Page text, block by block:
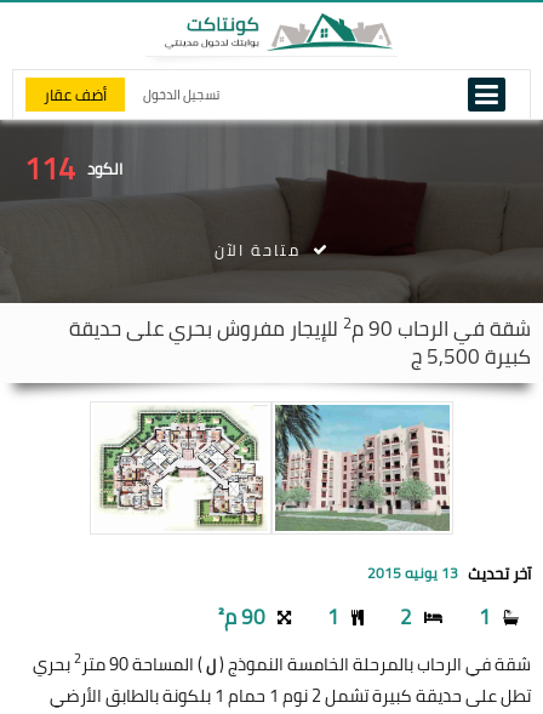
تسجيل الدخول أضف عقار
الكود 114
شقة فيالرحاب 2 للإيجار مفروش بحري على حديقة
كبيرة 5,500 ج
متاحة الآن
آخر تحديث 13 يونيه 2015
1
2
1 90 م²
شقة في الرحاب بالمرحلة الخامسة النموذج (ل) المساحة 90 متر 2بحري
تطل على حديقة كبيرة تشمل 2 نوم 1 حمام 1 بلكونة بالطابق الأرضي